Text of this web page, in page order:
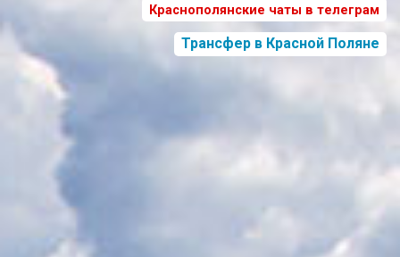
Краснополянские чаты в телеграм
Трансфер в Красной Поляне